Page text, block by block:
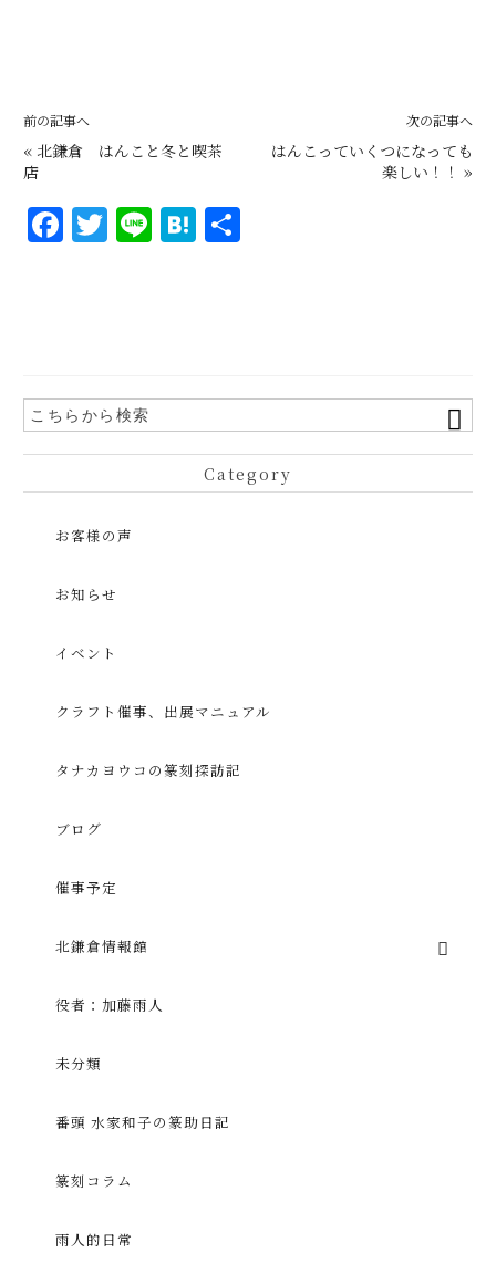
前の記事へ
« 北鎌倉 はんこと冬と喫茶
店
次の記事へ
はんこっていくつになっても
楽しい！！ »
F
o
o
T Li H
Category
お客様の声
お知らせ
イベント
クラフト催事、出展マニュアル
タナカヨウコの篆刻探訪記
ブログ
催事予定
北鎌倉情報館
役者：加藤雨人
未分類
番頭 水家和子の篆助日記
篆刻コラム
雨人的日常